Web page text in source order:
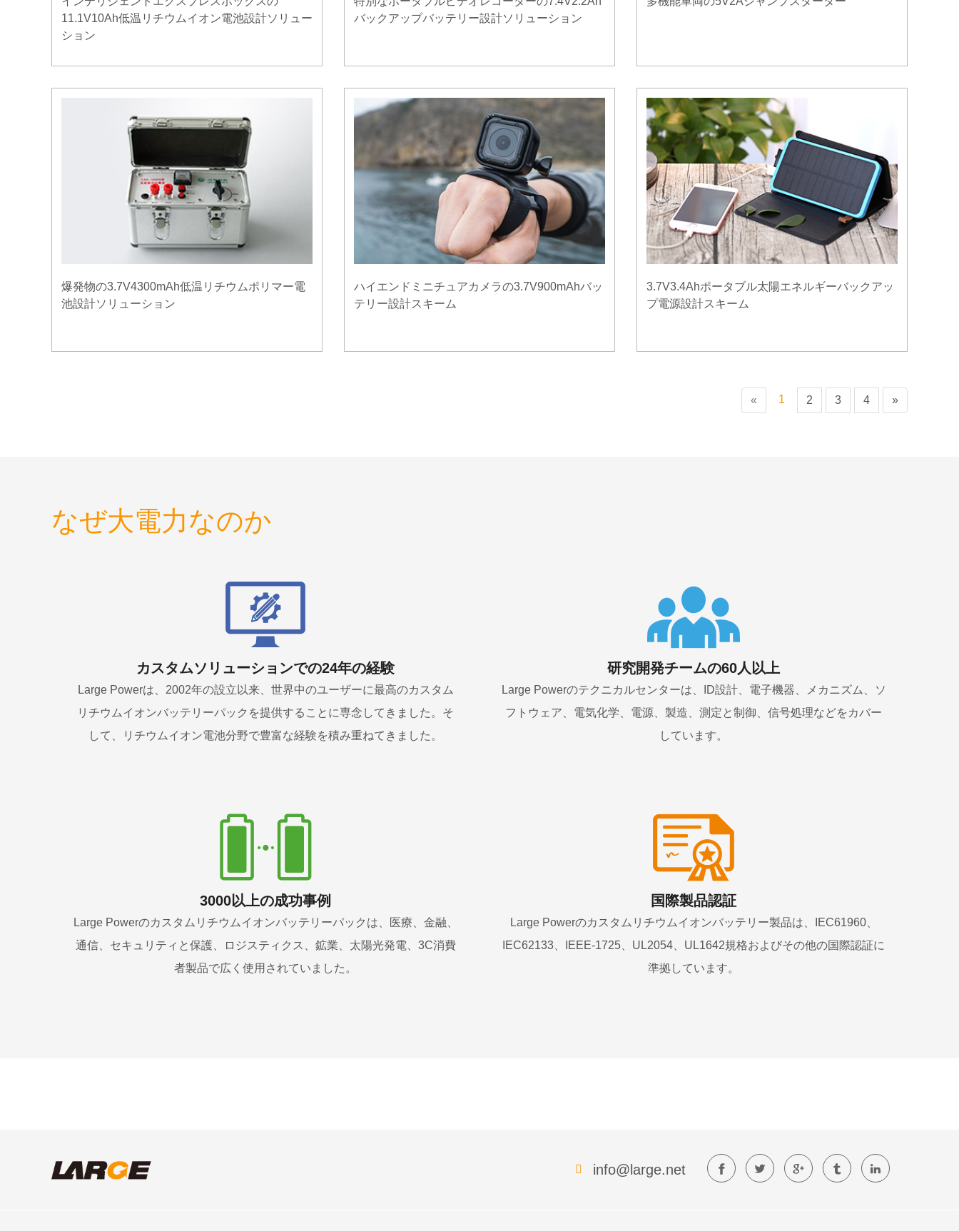
11.1V10Ah低温リチウムイオン電池設計ソリュー
ション
バックアップバッテリー設計ソリューション
爆発物の3.7V4300mAh低温リチウムポリマー電
池設計ソリューション
ハイエンドミニチュアカメラの3.7V900mAhバッ
テリー設計スキーム
3.7V3.4Ahポータブル太陽エネルギーバックアッ
プ電源設計スキーム
« 1 2 3 4 »
なぜ大電力なのか
カスタムソリューションでの24年の経験
Large Powerは、2002年の設立以来、世界中のユーザーに最高のカスタム
リチウムイオンバッテリーパックを提供することに専念してきました。そ
して、リチウムイオン電池分野で豊富な経験を積み重ねてきました。
研究開発チームの60人以上
Large Powerのテクニカルセンターは、ID設計、電子機器、メカニズム、ソ
フトウェア、電気化学、電源、製造、測定と制御、信号処理などをカバー
しています。
3000以上の成功事例
Large Powerのカスタムリチウムイオンバッテリーパックは、医療、金融、
通信、セキュリティと保護、ロジスティクス、鉱業、太陽光発電、3C消費
者製品で広く使用されていました。
国際製品認証
Large Powerのカスタムリチウムイオンバッテリー製品は、IEC61960、
IEC62133、IEEE-1725、UL2054、UL1642規格およびその他の国際認証に
準拠しています。
info@large.net